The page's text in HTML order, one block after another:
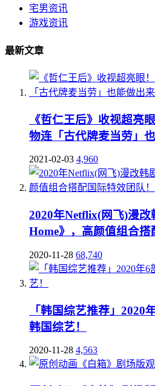
宅男资讯
游戏资讯
最新文章
《哲仁王后》收视超亮
物连「古代牌麦当劳」也
2021-02-03 4,960
2020年Netflix(网飞)漫改
Home》，高颜值组合搭
2020-11-28 68,740
「韩国综艺推荐」2020
韩国综艺！
2020-11-28 4,563